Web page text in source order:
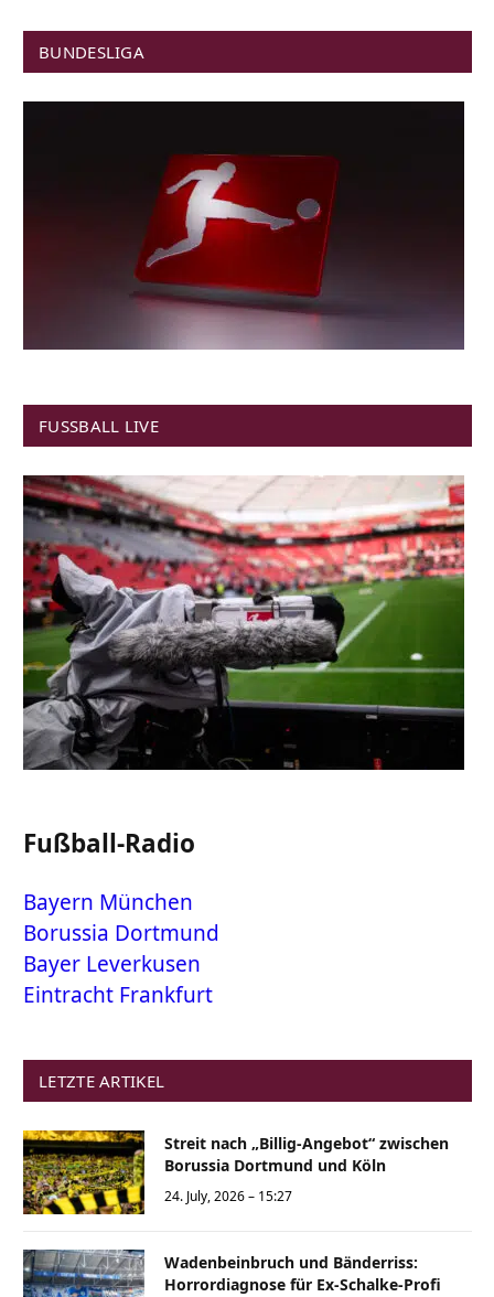
BUNDESLIGA
FUSSBALL LIVE
Fußball-Radio
Bayern München
Borussia Dortmund
Bayer Leverkusen
Eintracht Frankfurt
LETZTE ARTIKEL
Streit nach „Billig-Angebot“ zwischen
Borussia Dortmund und Köln
24. July, 2026 – 15:27
Wadenbeinbruch und Bänderriss:
Horrordiagnose für Ex-Schalke-Profi